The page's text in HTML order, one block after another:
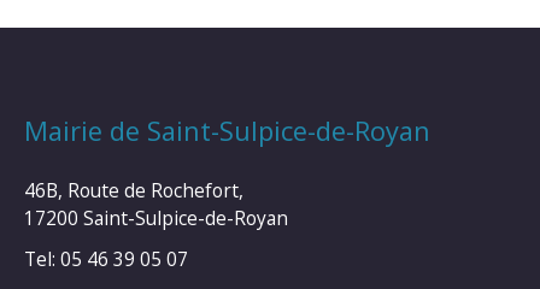
Mairie de Saint-Sulpice-de-Royan
46B, Route de Rochefort,
17200 Saint-Sulpice-de-Royan
Tel: 05 46 39 05 07